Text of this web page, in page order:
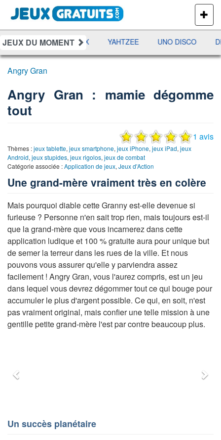
PLUS
DE
JEUX
JEUX DU MOMENT
RAMI JETX YAHTZEE UNO DISCO
Angry Gran
Angry Gran : mamie dégomme
tout
1 avis
Thèmes :jeux tablette, jeux smartphone, jeux iPhone, jeux iPad, jeux
Android, jeux stupides, jeux rigolos, jeux de combat
Catégorie associée :Application de jeux, Jeux d'Action
Une grand-mère vraiment très en colère
Mais pourquoi diable cette Granny est-elle devenue si
furieuse ? Personne n'en sait trop rien, mais toujours est-il
que la grand-mère que vous incarnerez dans cette
application ludique et 100 % gratuite aura pour unique but
de semer la terreur dans les rues de la ville. Et nous
pouvons vous assurer qu'elle y parviendra assez
facilement ! Angry Gran, vous l'aurez compris, est un jeu
dans lequel vous devrez dégommer tout ce qui bouge pour
accumuler le plus d'argent possible. Ce qui, en soit, n'est
pas vraiment original, mais confier une telle mission à une
gentille petite grand-mère l'est par contre beaucoup plus.
Un succès planétaire